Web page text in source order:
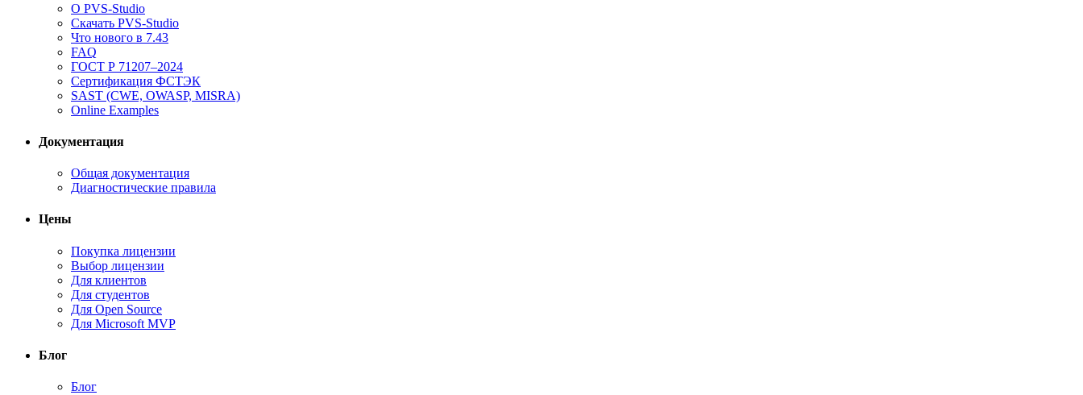
О PVS-Studio
Скачать PVS-Studio
Что нового в 7.43
FAQ
ГОСТ Р 71207–2024
Сертификация ФСТЭК
SAST (CWE, OWASP, MISRA)
Online Examples
Документация
Общая документация
Диагностические правила
Цены
Покупка лицензии
Выбор лицензии
Для клиентов
Для студентов
Для Open Source
Для Microsoft MVP
Блог
Блог